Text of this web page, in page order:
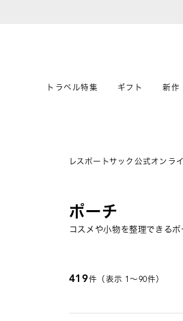
トラベル特集 ギフト 新作
レスポートサック公式オンラ
ポーチ
コスメや小物を整理できる
419件（表示 1〜90件）